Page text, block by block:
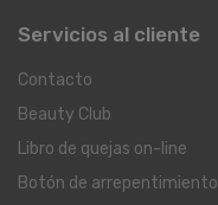
Servicios al cliente
Contacto
Beauty Club
Libro de quejas on-line
Botón de arrepentimiento